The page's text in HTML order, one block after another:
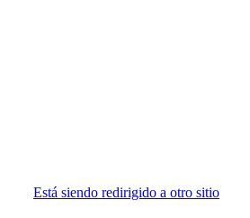
Está siendo redirigido a otro sitio